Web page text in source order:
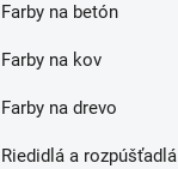
Farby na betón
Farby na kov
Farby na drevo
Riedidlá a rozpúšťadlá